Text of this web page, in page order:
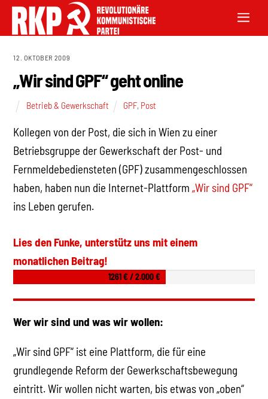
12. OKTOBER 2009
„Wir sind GPF“ geht online
Betrieb & Gewerkschaft GPF, Post
Kollegen von der Post, die sich in Wien zu einer
Betriebsgruppe der Gewerkschaft der Post- und
Fernmeldebediensteten (GPF) zusammengeschlossen
haben, haben nun die Internet-Plattform„Wir sind GPF“
ins Leben gerufen.
Lies den Funke, unterstütz uns mit einem
monatlichen Beitrag!
1261 € / 2.000 €
Wer wir sind und was wir wollen:
„Wir sind GPF“ ist eine Plattform, die für eine
grundlegende Reform der Gewerkschaftsbewegung
eintritt. Wir wollen nicht warten, bis etwas von „oben“